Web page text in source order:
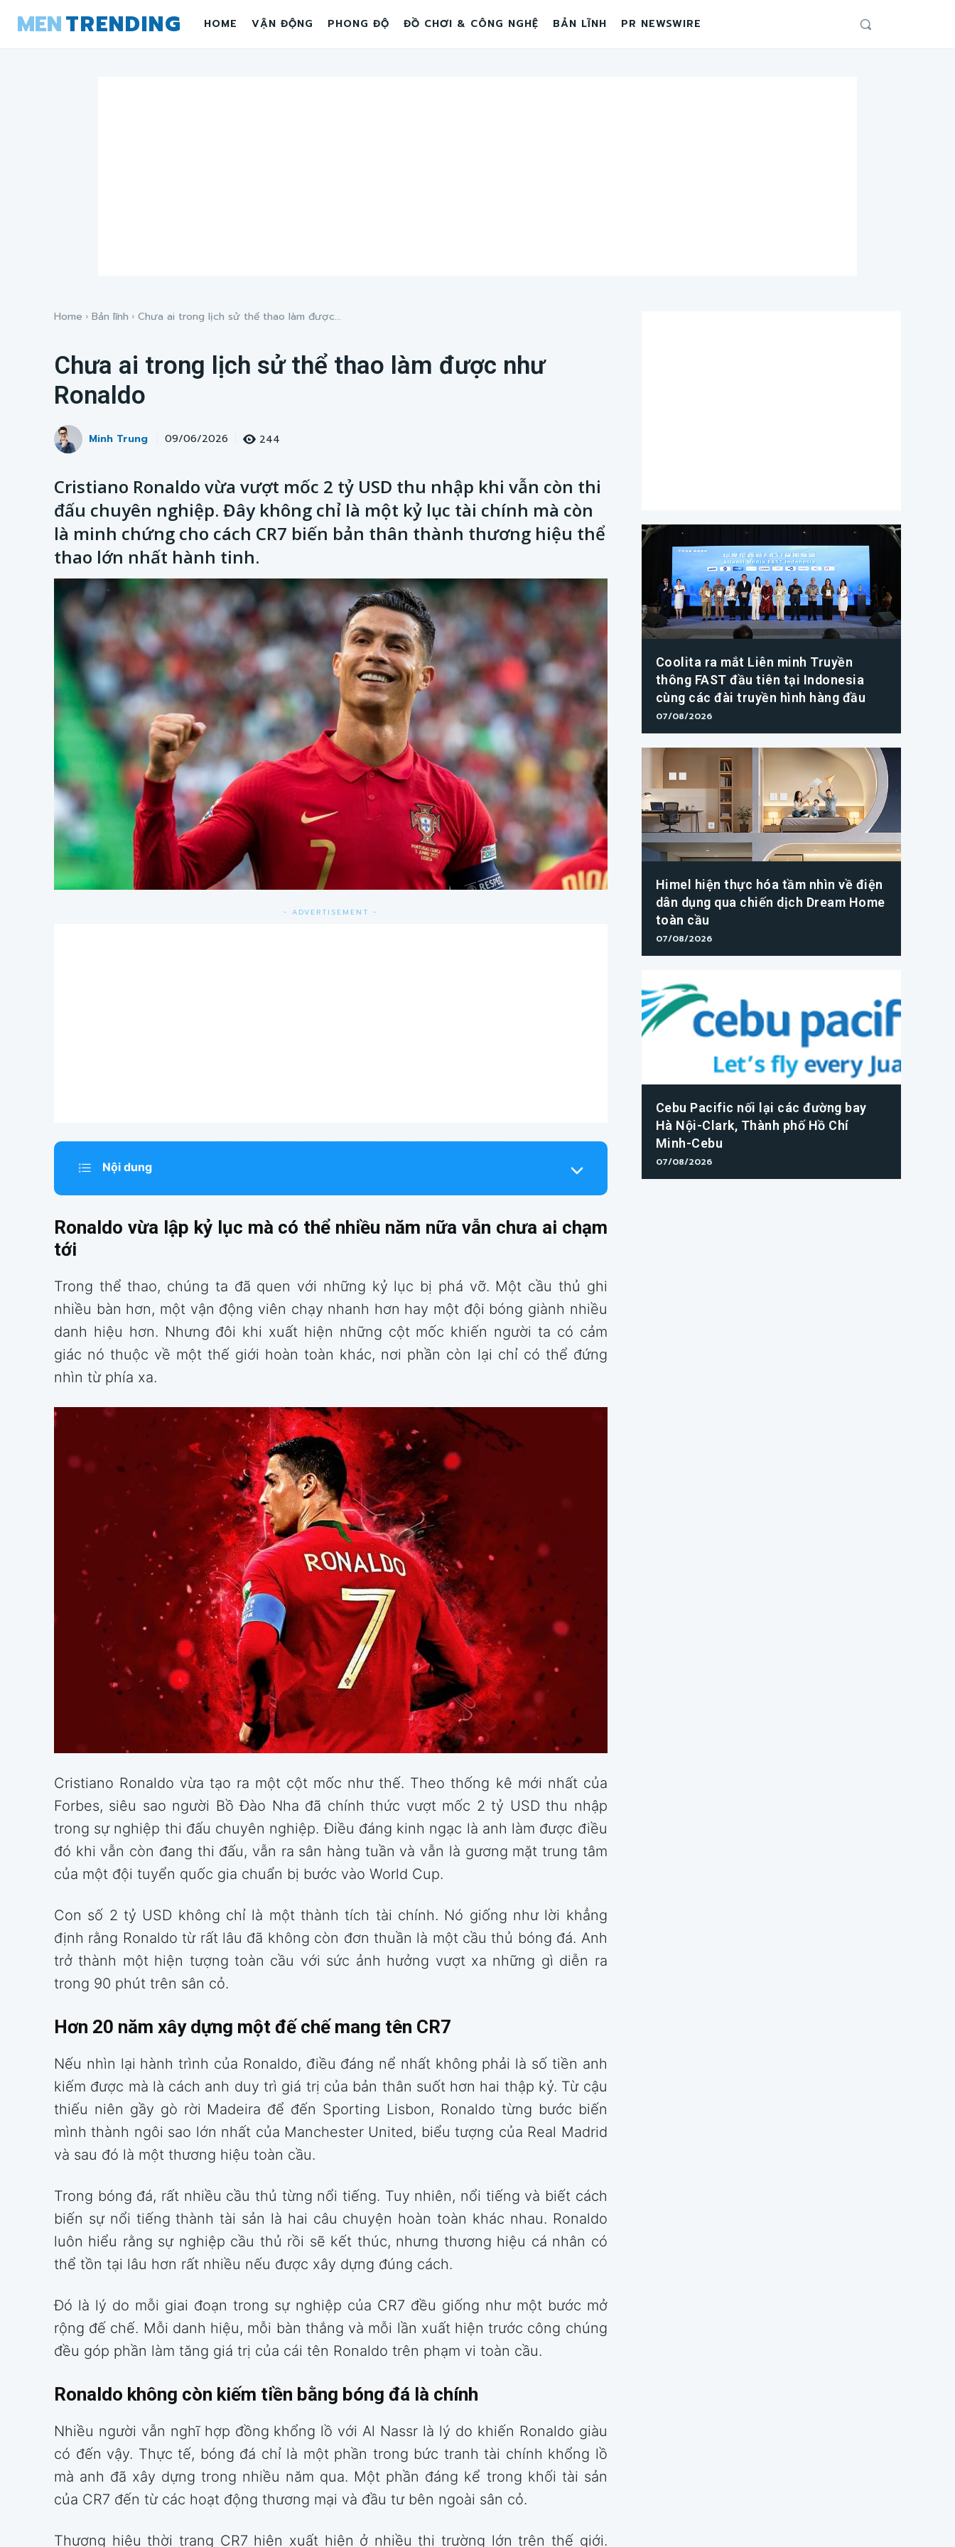
MENTRENDING HOME VẬN ĐỘNG PHONG ĐỘ ĐỒ CHƠI & CÔNG NGHỆ BẢN LĨNH PR NEWSWIRE
Home Bản lĩnh Chưa ai trong lịch sử thể thao làm được...
Chưa ai trong lịch sử thể thao làm được như
Ronaldo
Minh Trung 09/06/2026 244
Cristiano Ronaldo vừa vượt mốc 2 tỷ USD thu nhập khi vẫn còn thi
đấu chuyên nghiệp. Đây không chỉ là một kỷ lục tài chính mà còn
là minh chứng cho cách CR7 biến bản thân thành thương hiệu thể
thao lớn nhất hành tinh.
- ADVERTISEMENT -
Nội dung
Ronaldo vừa lập kỷ lục mà có thể nhiều năm nữa vẫn chưa ai chạm
tới
Trong thể thao, chúng ta đã quen với những kỷ lục bị phá vỡ. Một cầu thủ ghi
nhiều bàn hơn, một vận động viên chạy nhanh hơn hay một đội bóng giành nhiều
danh hiệu hơn. Nhưng đôi khi xuất hiện những cột mốc khiến người ta có cảm
giác nó thuộc về một thế giới hoàn toàn khác, nơi phần còn lại chỉ có thể đứng
nhìn từ phía xa.
Cristiano Ronaldo vừa tạo ra một cột mốc như thế. Theo thống kê mới nhất của
Forbes, siêu sao người Bồ Đào Nha đã chính thức vượt mốc 2 tỷ USD thu nhập
trong sự nghiệp thi đấu chuyên nghiệp. Điều đáng kinh ngạc là anh làm được điều
đó khi vẫn còn đang thi đấu, vẫn ra sân hàng tuần và vẫn là gương mặt trung tâm
của một đội tuyển quốc gia chuẩn bị bước vào World Cup.
Con số 2 tỷ USD không chỉ là một thành tích tài chính. Nó giống như lời khẳng
định rằng Ronaldo từ rất lâu đã không còn đơn thuần là một cầu thủ bóng đá. Anh
trở thành một hiện tượng toàn cầu với sức ảnh hưởng vượt xa những gì diễn ra
trong 90 phút trên sân cỏ.
Hơn 20 năm xây dựng một đế chế mang tên CR7
Nếu nhìn lại hành trình của Ronaldo, điều đáng nể nhất không phải là số tiền anh
kiếm được mà là cách anh duy trì giá trị của bản thân suốt hơn hai thập kỷ. Từ cậu
thiếu niên gầy gò rời Madeira để đến Sporting Lisbon, Ronaldo từng bước biến
mình thành ngôi sao lớn nhất của Manchester United, biểu tượng của Real Madrid
và sau đó là một thương hiệu toàn cầu.
Trong bóng đá, rất nhiều cầu thủ từng nổi tiếng. Tuy nhiên, nổi tiếng và biết cách
biến sự nổi tiếng thành tài sản là hai câu chuyện hoàn toàn khác nhau. Ronaldo
luôn hiểu rằng sự nghiệp cầu thủ rồi sẽ kết thúc, nhưng thương hiệu cá nhân có
thể tồn tại lâu hơn rất nhiều nếu được xây dựng đúng cách.
Đó là lý do mỗi giai đoạn trong sự nghiệp của CR7 đều giống như một bước mở
rộng đế chế. Mỗi danh hiệu, mỗi bàn thắng và mỗi lần xuất hiện trước công chúng
đều góp phần làm tăng giá trị của cái tên Ronaldo trên phạm vi toàn cầu.
Ronaldo không còn kiếm tiền bằng bóng đá là chính
Nhiều người vẫn nghĩ hợp đồng khổng lồ với Al Nassr là lý do khiến Ronaldo giàu
có đến vậy. Thực tế, bóng đá chỉ là một phần trong bức tranh tài chính khổng lồ
mà anh đã xây dựng trong nhiều năm qua. Một phần đáng kể trong khối tài sản
của CR7 đến từ các hoạt động thương mại và đầu tư bên ngoài sân cỏ.
Thương hiệu thời trang CR7 hiện xuất hiện ở nhiều thị trường lớn trên thế giới.
Coolita ra mắt Liên minh Truyền
thông FAST đầu tiên tại Indonesia
cùng các đài truyền hình hàng đầu
07/08/2026
Himel hiện thực hóa tầm nhìn về điện
dân dụng qua chiến dịch Dream Home
toàn cầu
07/08/2026
Cebu Pacific nối lại các đường bay
Hà Nội-Clark, Thành phố Hồ Chí
Minh-Cebu
07/08/2026